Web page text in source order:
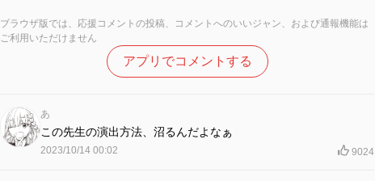
ブラウザ版では、応援コメントの投稿、コメントへのいいジャン、および通報機能は
ご利用いただけません
アプリでコメントする
あ
この先生の演出方法、沼るんだよなぁ
2023/10/14 00:02 9024